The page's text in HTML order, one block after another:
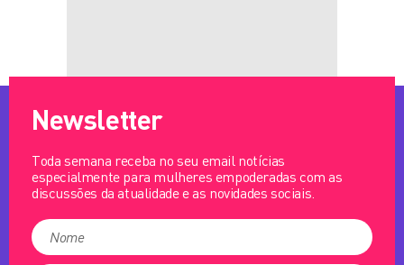
Newsletter
Toda semana receba no seu email notícias
especialmente para mulheres empoderadas com as
discussões da atualidade e as novidades sociais.